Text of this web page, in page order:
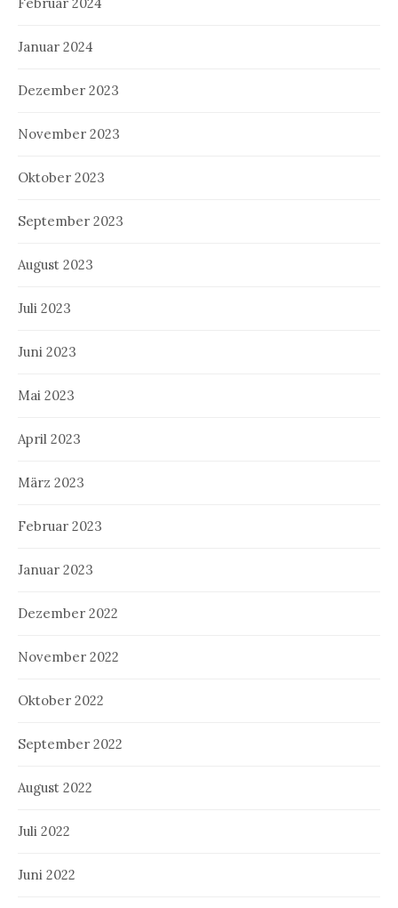
Januar 2024
Dezember 2023
November 2023
Oktober 2023
September 2023
August 2023
Juli 2023
Juni 2023
Mai 2023
April 2023
März 2023
Februar 2023
Januar 2023
Dezember 2022
November 2022
Oktober 2022
September 2022
August 2022
Juli 2022
Juni 2022